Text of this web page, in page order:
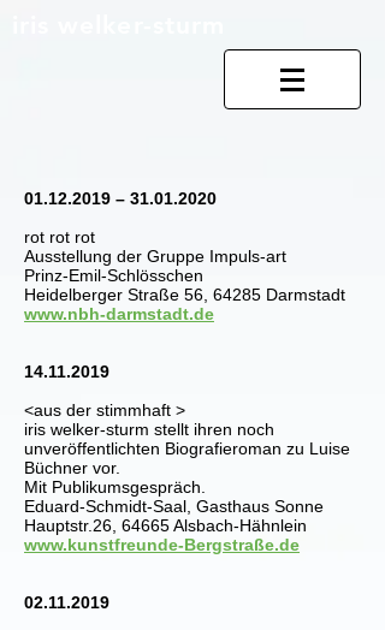
01.12.2019 – 31.01.2020
rot rot rot
Ausstellung der Gruppe Impuls-art
Prinz-Emil-Schlösschen
Heidelberger Straße 56, 64285 Darmstadt
www.nbh-darmstadt.de
14.11.2019
<aus der stimmhaft >
iris welker-sturm stellt ihren noch
unveröffentlichten Biografieroman zu Luise
Büchner vor.
Mit Publikumsgespräch.
Eduard-Schmidt-Saal, Gasthaus Sonne
Hauptstr.26, 64665 Alsbach-Hähnlein
www.kunstfreunde-Bergstraße.de
02.11.2019